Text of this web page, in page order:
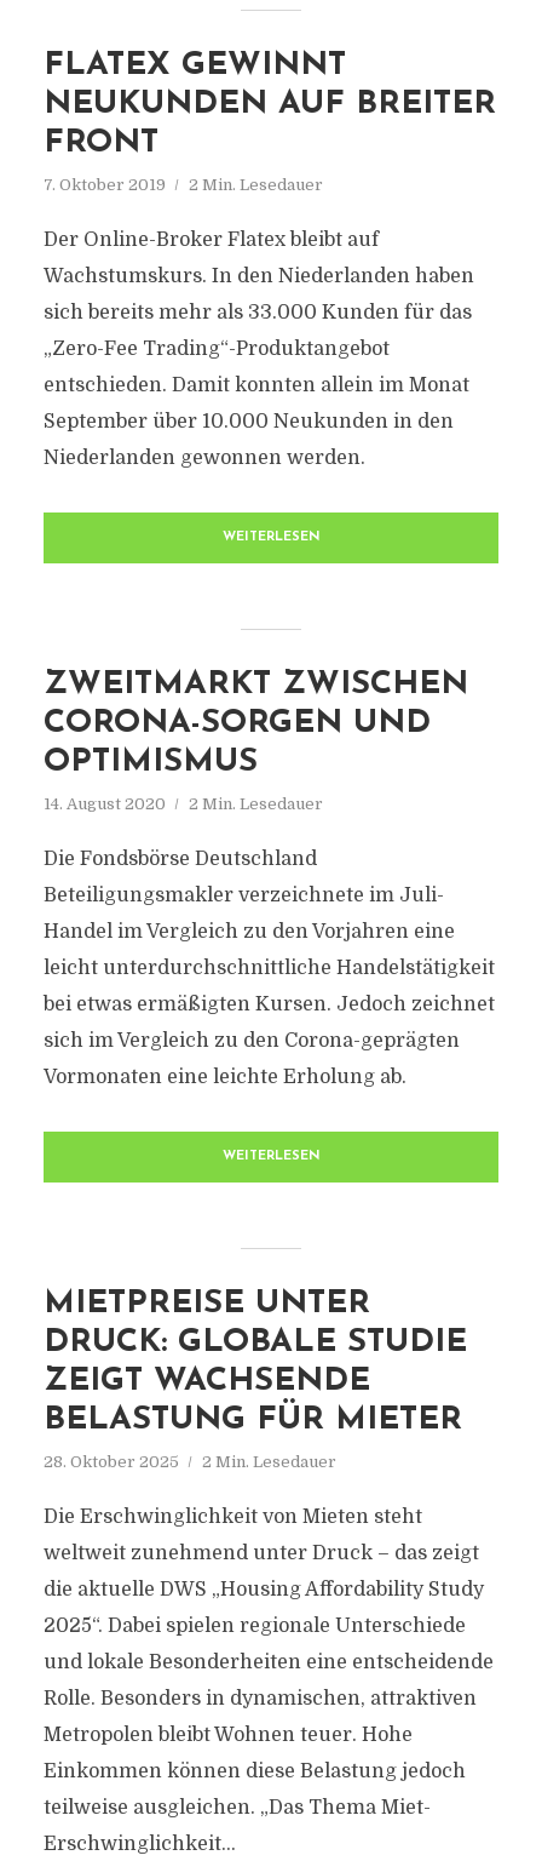
FLATEX GEWINNT
NEUKUNDEN AUF BREITER
FRONT
7. Oktober 2019 2 Min. Lesedauer
Der Online-Broker Flatex bleibt auf
Wachstumskurs. In den Niederlanden haben
sich bereits mehr als 33.000 Kunden für das
„Zero-Fee Trading“-Produktangebot
entschieden. Damit konnten allein im Monat
September über 10.000 Neukunden in den
Niederlanden gewonnen werden.
WEITERLESEN
ZWEITMARKT ZWISCHEN
CORONA-SORGEN UND
OPTIMISMUS
14. August 2020 2 Min. Lesedauer
Die Fondsbörse Deutschland
Beteiligungsmakler verzeichnete im Juli-
Handel im Vergleich zu den Vorjahren eine
leicht unterdurchschnittliche Handelstätigkeit
bei etwas ermäßigten Kursen. Jedoch zeichnet
sich im Vergleich zu den Corona-geprägten
Vormonaten eine leichte Erholung ab.
WEITERLESEN
MIETPREISE UNTER
DRUCK: GLOBALE STUDIE
ZEIGT WACHSENDE
BELASTUNG FÜR MIETER
28. Oktober 2025 2 Min. Lesedauer
Die Erschwinglichkeit von Mieten steht
weltweit zunehmend unter Druck – das zeigt
die aktuelle DWS „Housing Affordability Study
2025“. Dabei spielen regionale Unterschiede
und lokale Besonderheiten eine entscheidende
Rolle. Besonders in dynamischen, attraktiven
Metropolen bleibt Wohnen teuer. Hohe
Einkommen können diese Belastung jedoch
teilweise ausgleichen. „Das Thema Miet-
Erschwinglichkeit...